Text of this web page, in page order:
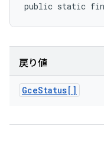
public static
戻り値
GceStatus[]